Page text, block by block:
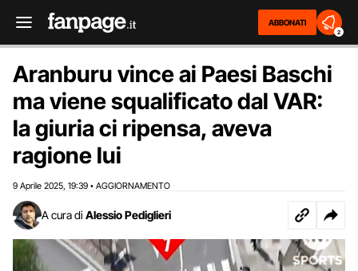
ABBONATI
2
Aranburu vince ai Paesi Baschi
ma viene squalificato dal VAR:
la giuria ci ripensa, aveva
ragione lui
9 Aprile 2025 19:39 • AGGIORNAMENTO
A cura di Alessio Pediglieri